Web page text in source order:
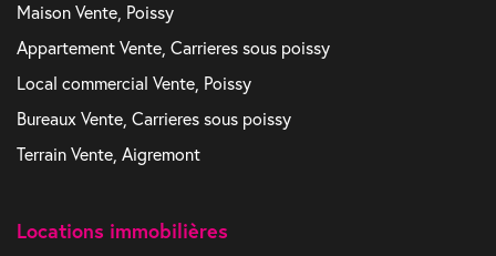
Maison Vente, Poissy
Appartement Vente, Carrieres sous poissy
Local commercial Vente, Poissy
Bureaux Vente, Carrieres sous poissy
Terrain Vente, Aigremont
Locations immobilières